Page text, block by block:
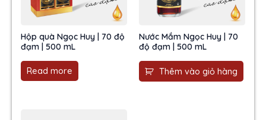
Hộp quà Ngọc Huy | 70 độ
đạm | 500 mL
Read more
Nước Mắm Ngọc Huy | 70
độ đạm | 500 mL
Thêm vào giỏ hàng